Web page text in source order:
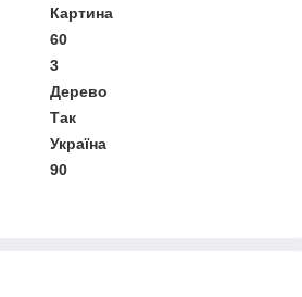
Картина
60
3
Дерево
Так
Україна
90